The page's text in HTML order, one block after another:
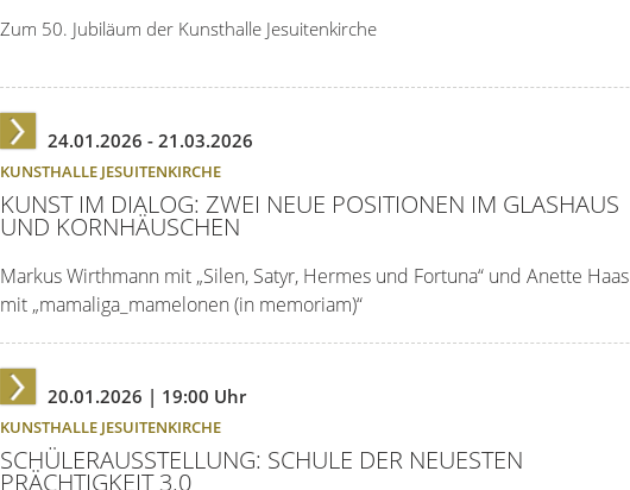
Zum 50. Jubiläum der Kunsthalle Jesuitenkirche
KUNSTHALLE JESUITENKIRCHE
24.01.2026 - 21.03.2026
KUNST IM DIALOG: ZWEI NEUE POSITIONEN IM GLASHAUS
UND KORNHÄUSCHEN
Markus Wirthmann mit „Silen, Satyr, Hermes und Fortuna“ und Anette Haas
mit „mamaliga_mamelonen (in memoriam)“
KUNSTHALLE JESUITENKIRCHE
20.01.2026 | 19:00 Uhr
SCHÜLERAUSSTELLUNG: SCHULE DER NEUESTEN
PRÄCHTIGKEIT 3.0